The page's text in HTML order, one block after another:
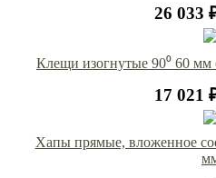
26 033
Клещи изогнутые 90⁰ 60 мм
17 021
Хапы прямые, вложенное